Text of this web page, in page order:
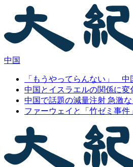
中国
「もうやってらんない」 中
中国とイスラエルの関係に
中国で話題の減量注射 急激
ファーウェイと「竹ゼミ事